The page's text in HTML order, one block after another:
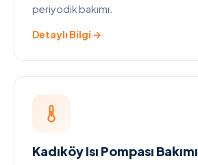
periyodik bakımı.
Detaylı Bilgi →
Kadıköy Isı Pompası Bakımı